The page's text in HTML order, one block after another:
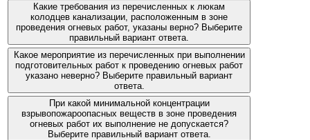
Какие требования из перечисленных к люкам
колодцев канализации, расположенным в зоне
проведения огневых работ, указаны верно? Выберите
правильный вариант ответа.
Какое мероприятие из перечисленных при выполнении
подготовительных работ к проведению огневых работ
указано неверно? Выберите правильный вариант
ответа.
При какой минимальной концентрации
взрывопожароопасных веществ в зоне проведения
огневых работ их выполнение не допускается?
Выберите правильный вариант ответа.